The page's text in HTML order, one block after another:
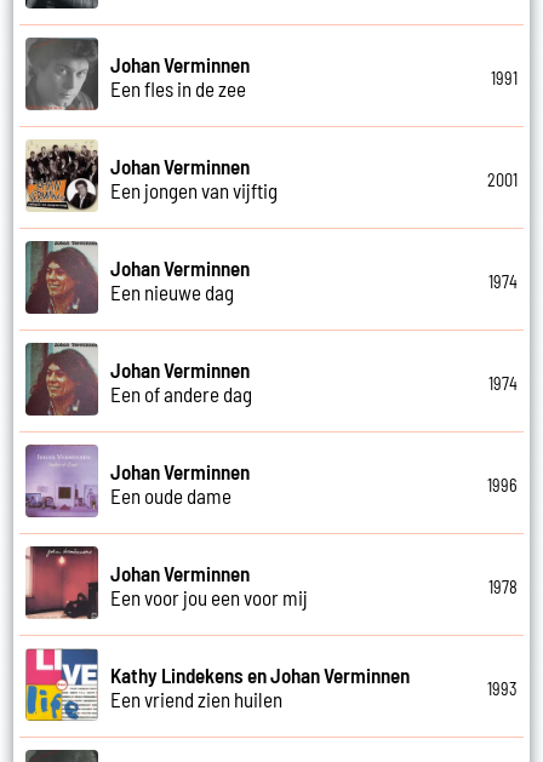
Johan Verminnen
Een fles in de zee
1991
Johan Verminnen
Een jongen van vijftig
2001
Johan Verminnen
Een nieuwe dag
1974
Johan Verminnen
Een of andere dag
1974
Johan Verminnen
Een oude dame
1996
Johan Verminnen
Een voor jou een voor mij
1978
Kathy Lindekens en Johan Verminnen
Een vriend zien huilen
1993